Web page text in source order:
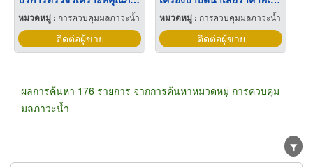
หมวดหมู่ : การควบคุมมลภาวะน้ำ
ติดต่อผู้ขาย
หมวดหมู่ : การควบคุมมลภาวะน้ำ
ติดต่อผู้ขาย
ผลการค้นหา 176 รายการ จากการค้นหาหมวดหมู่ การควบคุม
มลภาวะน้ำ